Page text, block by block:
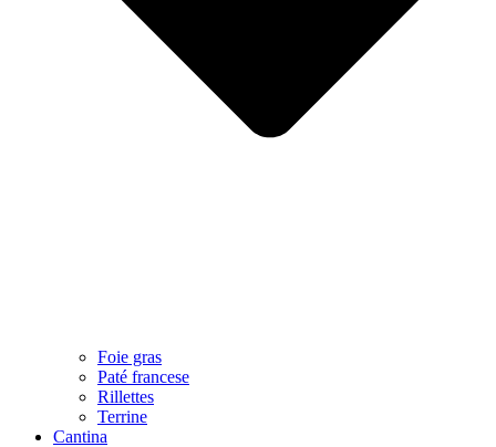
Foie gras
Paté francese
Rillettes
Terrine
Cantina